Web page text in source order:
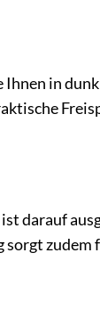
in
darauf
zudem